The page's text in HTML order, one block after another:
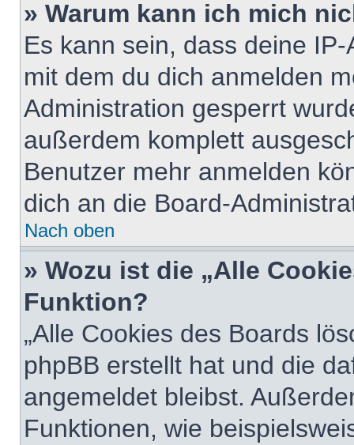
» Warum kann ich mich
Es kann sein, dass deine
mit dem du dich anmelden
Administration gesperrt
außerdem komplett
Benutzer mehr anmelden
dich an die Board-
Nach oben
» Wozu ist die „Alle
Funktion?
„Alle Cookies des Boards
phpBB erstellt hat und die
angemeldet bleibst.
Funktionen, wie